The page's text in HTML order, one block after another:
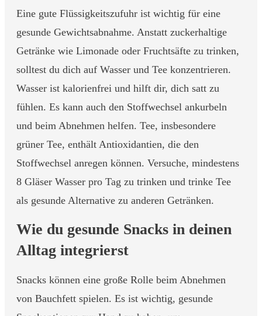
Eine gute Flüssigkeitszufuhr ist wichtig für eine
gesunde Gewichtsabnahme. Anstatt zuckerhaltige
Getränke wie Limonade oder Fruchtsäfte zu trinken,
solltest du dich auf Wasser und Tee konzentrieren.
Wasser ist kalorienfrei und hilft dir, dich satt zu
fühlen. Es kann auch den Stoffwechsel ankurbeln
und beim Abnehmen helfen. Tee, insbesondere
grüner Tee, enthält Antioxidantien, die den
Stoffwechsel anregen können. Versuche, mindestens
8 Gläser Wasser pro Tag zu trinken und trinke Tee
als gesunde Alternative zu anderen Getränken.
Wie du gesunde Snacks in deinen
Alltag integrierst
Snacks können eine große Rolle beim Abnehmen
von Bauchfett spielen. Es ist wichtig, gesunde